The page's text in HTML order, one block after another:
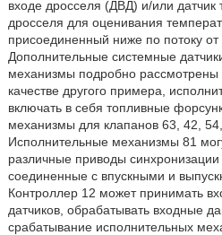
входе дросселя (ДВД) и/или датчик
дросселя для оценивания
присоединенный ниже по потоку от
Дополнительные системные
механизмы подробно
качестве другого примера,
включать в себя топливные
механизмы для клапанов 63, 42,
Исполнительные механизмы 81
различные приводы синхронизации
соединенные с впускными и
Контроллер 12 может принимать
датчиков, обрабатывать входные
срабатывание исполнительных